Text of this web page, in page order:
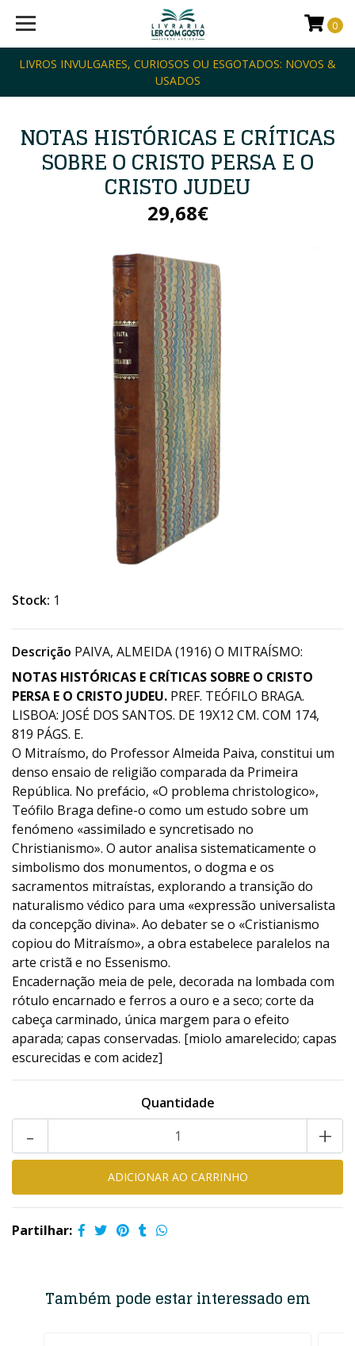
LIVROS INVULGARES, CURIOSOS OU ESGOTADOS: NOVOS &
USADOS
0
NOTAS HISTÓRICAS E CRÍTICAS
SOBRE O CRISTO PERSA E O
CRISTO JUDEU
29,68€
Stock: 1
Descrição PAIVA, ALMEIDA (1916) O MITRAÍSMO:
NOTAS HISTÓRICAS E CRÍTICAS SOBRE O CRISTO
PERSA E O CRISTO JUDEU. PREF. TEÓFILO BRAGA.
LISBOA: JOSÉ DOS SANTOS. DE 19X12 CM. COM 174,
819 PÁGS. E.
O Mitraísmo, do Professor Almeida Paiva, constitui um
denso ensaio de religião comparada da Primeira
República. No prefácio, «O problema christologico»,
Teófilo Braga define-o como um estudo sobre um
fenómeno «assimilado e syncretisado no
Christianismo». O autor analisa sistematicamente o
simbolismo dos monumentos, o dogma e os
sacramentos mitraístas, explorando a transição do
naturalismo védico para uma «expressão universalista
da concepção divina». Ao debater se o «Cristianismo
copiou do Mitraísmo», a obra estabelece paralelos na
arte cristã e no Essenismo.
Encadernação meia de pele, decorada na lombada com
rótulo encarnado e ferros a ouro e a seco; corte da
cabeça carminado, única margem para o efeito
aparada; capas conservadas. [miolo amarelecido; capas
escurecidas e com acidez]
Quantidade
+
-
Partilhar:
Também pode estar interessado em